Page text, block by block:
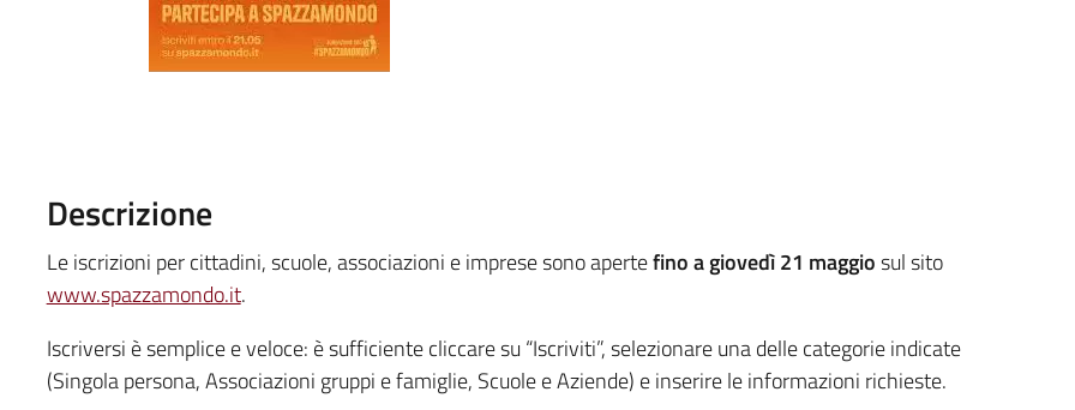
Descrizione
Le iscrizioni per cittadini, scuole, associazioni e imprese sono apertefino a giovedì 21 maggiosul sito
www.spazzamondo.it.
Iscriversi è semplice e veloce: è sufficiente cliccare su “Iscriviti”, selezionare una delle categorie indicate
(Singola persona, Associazioni gruppi e famiglie, Scuole e Aziende) e inserire le informazioni richieste.